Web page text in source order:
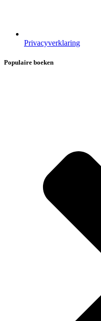
Privacyverklaring
Populaire boeken